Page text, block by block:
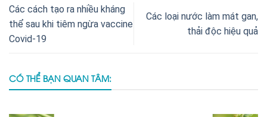
Các cách tạo ra nhiều kháng
thể sau khi tiêm ngừa vaccine
Covid-19
Các loại nước làm mát gan,
thải độc hiệu quả
CÓ THỂ BẠN QUAN TÂM: